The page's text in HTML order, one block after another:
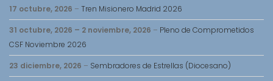
17 octubre, 2026 – Tren Misionero Madrid 2026
31 octubre, 2026 – 2 noviembre, 2026 – Pleno de Comprometidos
CSF Noviembre 2026
23 diciembre, 2026 – Sembradores de Estrellas (Diocesano)